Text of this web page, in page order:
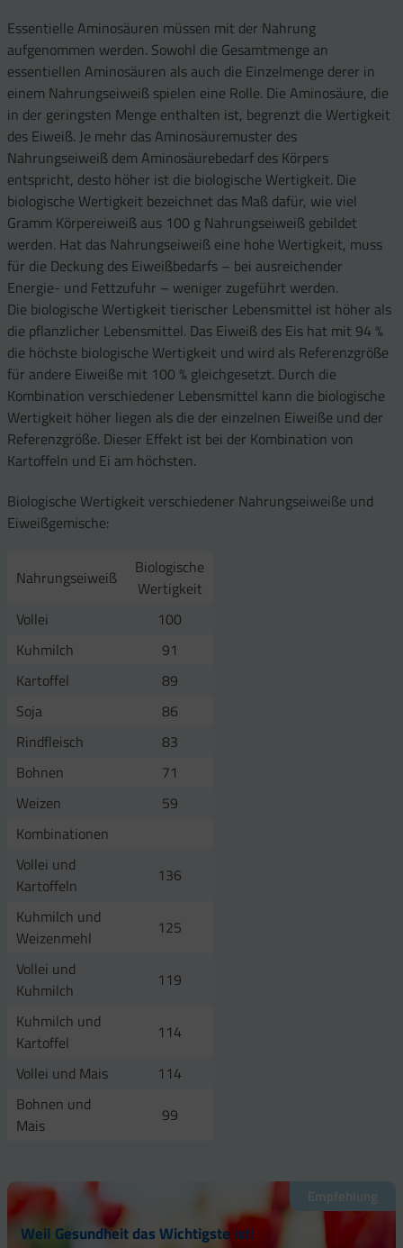
Essentielle Aminosäuren müssen mit der Nahrung
aufgenommen werden. Sowohl die Gesamtmenge an
essentiellen Aminosäuren als auch die Einzelmenge derer in
einem Nahrungseiweiß spielen eine Rolle. Die Aminosäure, die
in der geringsten Menge enthalten ist, begrenzt die Wertigkeit
des Eiweiß. Je mehr das Aminosäuremuster des
Nahrungseiweiß dem Aminosäurebedarf des Körpers
entspricht, desto höher ist die biologische Wertigkeit. Die
biologische Wertigkeit bezeichnet das Maß dafür, wie viel
Gramm Körpereiweiß aus 100 g Nahrungseiweiß gebildet
werden. Hat das Nahrungseiweiß eine hohe Wertigkeit, muss
für die Deckung des Eiweißbedarfs – bei ausreichender
Energie- und Fettzufuhr – weniger zugeführt werden.
Die biologische Wertigkeit tierischer Lebensmittel ist höher als
die pflanzlicher Lebensmittel. Das Eiweiß des Eis hat mit 94 %
die höchste biologische Wertigkeit und wird als Referenzgröße
für andere Eiweiße mit 100 % gleichgesetzt. Durch die
Kombination verschiedener Lebensmittel kann die biologische
Wertigkeit höher liegen als die der einzelnen Eiweiße und der
Referenzgröße. Dieser Effekt ist bei der Kombination von
Kartoffeln und Ei am höchsten.
Biologische Wertigkeit verschiedener Nahrungseiweiße und
Eiweißgemische:
Nahrungseiweiß
Biologische
Wertigkeit
Vollei
100
Kuhmilch
91
Kartoffel
89
Soja
86
Rindfleisch
83
Bohnen
71
Weizen
59
Kombinationen
Vollei und
Kartoffeln
136
Kuhmilch und
Weizenmehl
125
Vollei und
Kuhmilch
119
Kuhmilch und
Kartoffel
114
Vollei und Mais
114
Bohnen und
Mais
99
Empfehlung
Weil Gesundheit das Wichtigste ist!